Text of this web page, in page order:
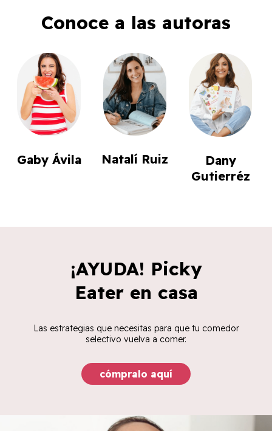
Conoce a las autoras
Gaby Ávila Natalí Ruiz
Dany
Gutierréz
¡AYUDA! Picky
Eater en casa
Las estrategias que necesitas para que tu comedor
selectivo vuelva a comer.
cómpralo aquí